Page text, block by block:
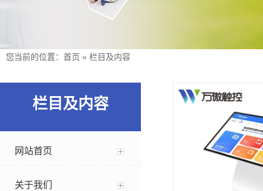
您当前的位置： 首页 » 栏目及内容
栏目及内容
网站首页
关于我们